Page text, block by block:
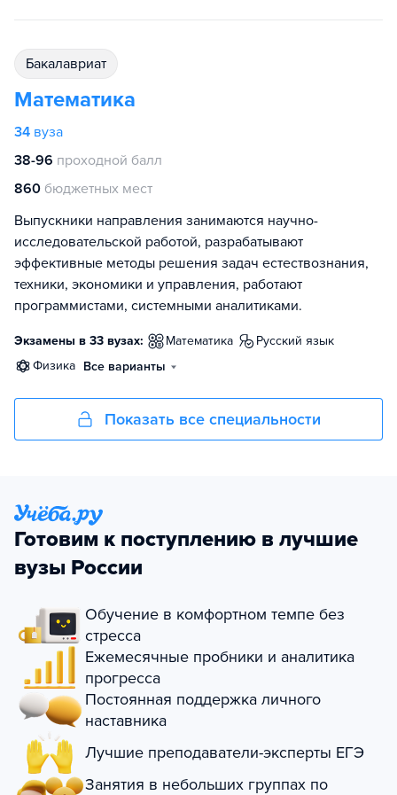
бакалавриат
Математика
34 вуза
38-96 проходной балл
860 бюджетных мест
Выпускники направления занимаются научно-
исследовательской работой, разрабатывают
эффективные методы решения задач естествознания,
техники, экономики и управления, работают
программистами, системными аналитиками.
Экзамены в 33 вузах: математика
русский язык
физика Все варианты
Показать все специальности
Готовим к поступлению в лучшие
вузы России
Обучение в комфортном темпе без
стресса
Ежемесячные пробники и аналитика
прогресса
Постоянная поддержка личного
наставника
Лучшие преподаватели-эксперты ЕГЭ
Занятия в небольших группах по